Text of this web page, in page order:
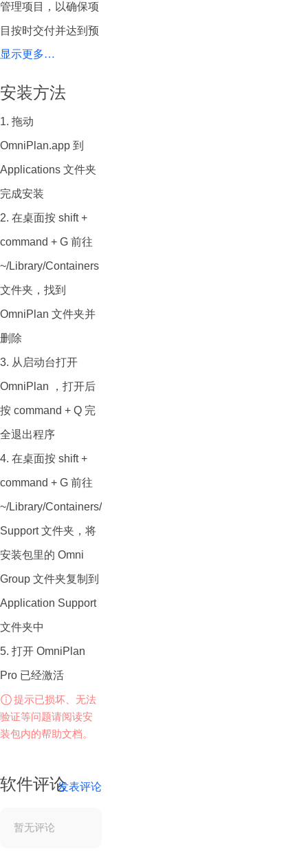
管理项目，以确保项
目按时交付并达到预
期目标。以下是关于
适用场景和目标用户
群的详细介绍：
OmniPlan Pro Mac
中文版功能介绍：
项目计划制定：
OmniPlan允许用户
创建复杂的项目计
划，包括任务、资
源、依赖关系和时间
表。用户可以绘制甘
特图，以可视化方式
展示项目计划。
任务分配和资源管
理： 用户可以为任务
分配资源（如人员、
设备等），并管理资
源的可用性和工作负
载，以确保资源合理
分配并避免过度分
配。
依赖关系管理： 用户
可以定义任务之间的
依赖关系，以确保在
前置任务完成之前不
会启动后续任务。这
有助于维持项目进度
和顺序。
OmniPlan支持设置
止日期和持续时间，
显示更多…
安装方法
1. 拖动
OmniPlan.app 到
Applications 文件夹
完成安装
2. 在桌面按 shift +
command + G 前往
~/Library/Containers
文件夹，找到
OmniPlan 文件夹并
删除
3. 从启动台打开
OmniPlan ，打开后
按 command + Q 完
全退出程序
4. 在桌面按 shift +
command + G 前往
~/Library/Containers/OmniPlan/Data/Library/Application
Support 文件夹，将
安装包里的 Omni
Group 文件夹复制到
Application Support
文件夹中
5. 打开 OmniPlan
Pro 已经激活
提示已损坏、无法
验证等问题请阅读安
装包内的帮助文档。
软件评论发表评论
暂无评论